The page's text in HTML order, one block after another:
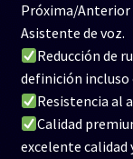
Próxima/Anterior
Asistente de voz.
Reducción de
definición incluso
Resistencia al
Calidad
excelente calidad